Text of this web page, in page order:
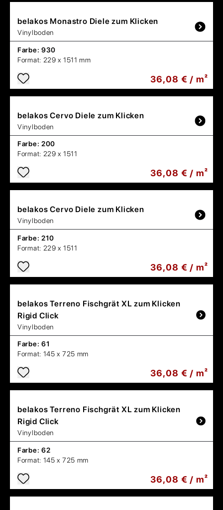
belakos Monastro Diele zum Klicken
Vinylboden
Farbe: 930
Format: 229 x 1511 mm
36,08 € / m²
belakosCervo Diele zum Klicken
Vinylboden
Farbe: 200
Format: 229 x 1511
36,08 € / m²
belakosCervo Diele zum Klicken
Vinylboden
Farbe: 210
Format: 229 x 1511
36,08 € / m²
belakosTerreno Fischgrät XL zum Klicken
Rigid Click
Vinylboden
Farbe: 61
Format: 145 x 725 mm
36,08 € / m²
belakosTerreno Fischgrät XL zum Klicken
Rigid Click
Vinylboden
Farbe: 62
Format: 145 x 725 mm
36,08 € / m²